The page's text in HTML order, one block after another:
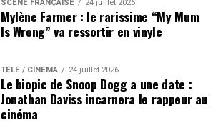
SCÈNE FRANÇAISE 24 juillet 2026
Mylène Farmer : le rarissime “My Mum
Is Wrong” va ressortir en vinyle
TÉLÉ / CINÉMA 24 juillet 2026
Le biopic de Snoop Dogg a une date :
Jonathan Daviss incarnera le rappeur au
cinéma